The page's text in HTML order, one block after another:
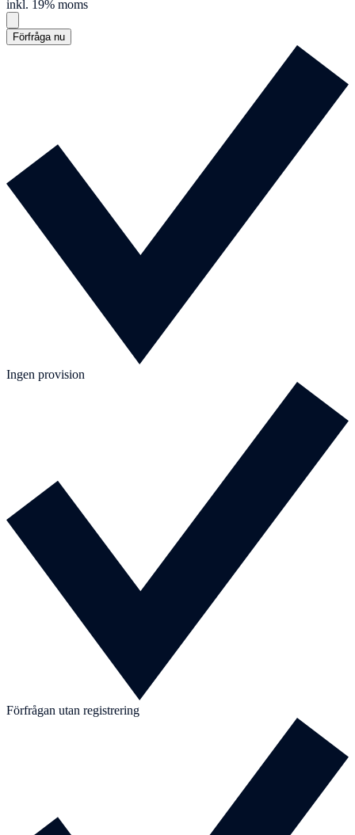
inkl. 19% moms
Förfråga nu
Ingen provision
Förfrågan utan registrering